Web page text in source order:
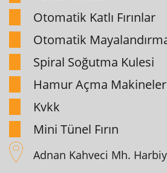
Otomatik Katlı Fırınlar
Otomatik
Spiral Soğutma Kulesi
Hamur Açma
Kvkk
Mini Tünel Fırın
Adnan Kahveci Mh.